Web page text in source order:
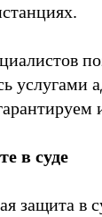
услугами
в суде
защита в